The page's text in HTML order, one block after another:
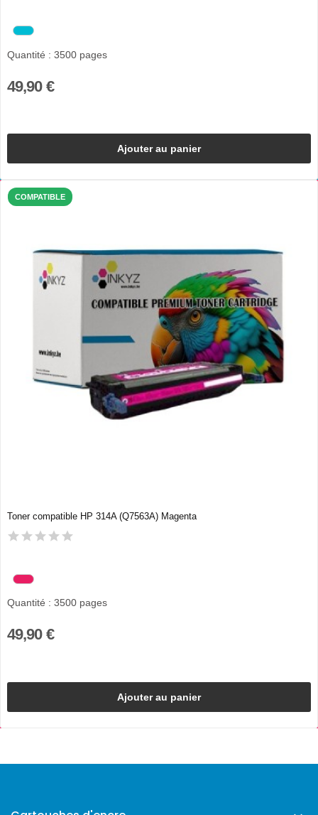
Quantité : 3500 pages
49,90 €
Ajouter au panier
COMPATIBLE
Toner compatible HP 314A (Q7563A) Magenta
Quantité : 3500 pages
49,90 €
Ajouter au panier